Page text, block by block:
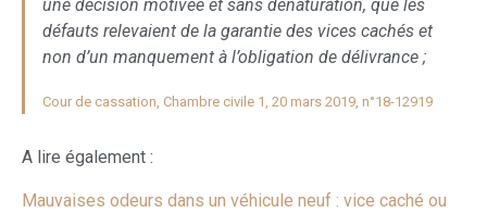
une décision motivée et sans dénaturation, que les
défauts relevaient de la garantie des vices cachés et
non d’un manquement à l’obligation de délivrance ;
Cour de cassation, Chambre civile 1, 20 mars 2019, n°18-12919
A lire également :
Mauvaises odeurs dans un véhicule neuf : vice caché ou